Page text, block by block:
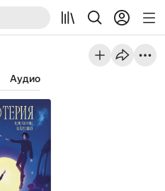
Аудио